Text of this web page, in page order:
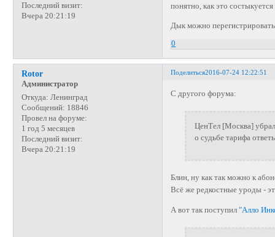
Последний визит:
Вчера 20:21:19
понятно, как это
Дык можно
0
Поделиться2016-07-24 12:22:51
Rotor
Администратор
Откуда: Ленинград
Сообщений: 18846
Провел на форуме:
1 год 5 месяцев
Последний визит:
Вчера 20:21:19
С другого форума:
ЦенТел [Москва]
о судьбе тарифа
Блин, ну как так можно к
Всё же редкостные уроды -
А вот так поступил"Алло